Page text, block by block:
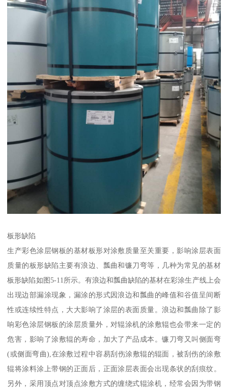
板形缺陷
生产彩色涂层钢板的基材板形对涂敷质量至关重要，影响涂层表面
质量的板形缺陷主要有浪边、瓢曲和镰刀弯等，几种为常见的基材
板形缺陷如图5-11所示。有浪边和瓢曲缺陷的基材在彩涂生产线上会
出现边部漏涂现象，漏涂的形式因浪边和瓢曲的峰值和谷值呈间断
性或连续性特点，大大影响了涂层的表面质量。浪边和瓢曲除了影
响彩色涂层钢板的涂层质量外，对辊涂机的涂敷辊也会带来一定的
危害，影响了涂敷辊的寿命，加大了产品成本。镰刀弯又叫侧面弯
(或侧面弯曲),在涂敷过程中容易刮伤涂敷辊的辊面，被刮伤的涂敷
辊将涂料涂上带钢的正面后，正面涂层表面会出现条状的刮痕纹。
另外，采用顶点对顶点涂敷方式的缠绕式辊涂机，经常会因为带钢